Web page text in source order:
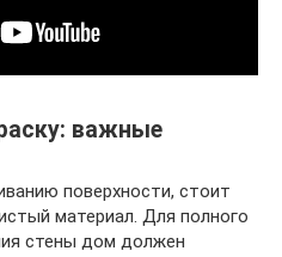
важные
поверхности, стоит
материал. Для полного
стены дом должен